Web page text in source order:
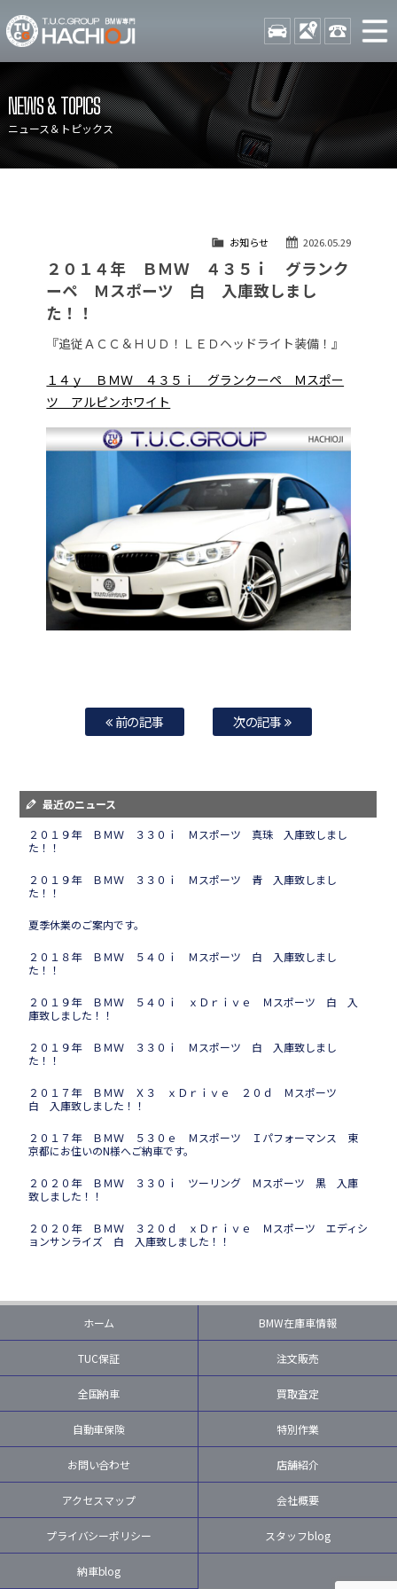
TUCグループ BMW専門 八
STOCK ACCESS 042-
在庫リスト
目玉車両一覧
店舗紹介
保証＆サービス
アクセスマップ
自動車保険
TUCとは？
リクルート
納車blog
会社概要
NEWS & TOPICS
ニュース＆トピックス
2026.05.29
お知らせ
２０１４年 ＢＭＷ ４３５ｉ グランク
ーペ Ｍスポーツ 白 入庫致しまし
た！！
『追従ＡＣＣ＆ＨＵＤ！ＬＥＤヘッドライト装備！』
１４ｙ ＢＭＷ ４３５ｉ グランクーペ Ｍスポー
ツ アルピンホワイト
前の記事 次の記事
最近のニュース
２０１９年 ＢＭＷ ３３０ｉ Ｍスポーツ 真珠 入庫致しまし
た！！
２０１９年 ＢＭＷ ３３０ｉ Ｍスポーツ 青 入庫致しまし
た！！
夏季休業のご案内です。
２０１８年 ＢＭＷ ５４０ｉ Ｍスポーツ 白 入庫致しまし
た！！
２０１９年 ＢＭＷ ５４０ｉ ｘＤｒｉｖｅ Ｍスポーツ 白 入
庫致しました！！
２０１９年 ＢＭＷ ３３０ｉ Ｍスポーツ 白 入庫致しまし
た！！
２０１７年 ＢＭＷ Ｘ３ ｘＤｒｉｖｅ ２０ｄ Ｍスポーツ
白 入庫致しました！！
２０１７年 ＢＭＷ ５３０ｅ Ｍスポーツ Ｉパフォーマンス 東
京都にお住いのN様へご納車です。
２０２０年 ＢＭＷ ３３０ｉ ツーリング Ｍスポーツ 黒 入庫
致しました！！
２０２０年 ＢＭＷ ３２０ｄ ｘＤｒｉｖｅ Ｍスポーツ エディシ
ョンサンライズ 白 入庫致しました！！
ホーム BMW在庫車情報
TUC保証 注文販売
全国納車 買取査定
自動車保険 特別作業
お問い合わせ 店舗紹介
アクセスマップ 会社概要
プライバシーポリシー スタッフblog
納車blog